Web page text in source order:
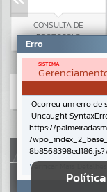
CONSULTA DE
PROTOCOLO
Resultados para
Portais
Erro
SISTEMA
Ocorreu um erro de
Uncaught
https://
/
Verificar Mais Detalhes